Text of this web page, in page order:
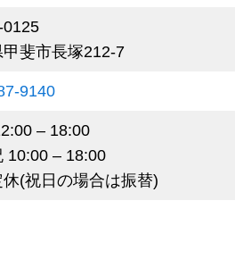
0125
甲斐市長塚212-7
9140
– 18:00
10:00 – 18:00
休(祝日の場合は振替)